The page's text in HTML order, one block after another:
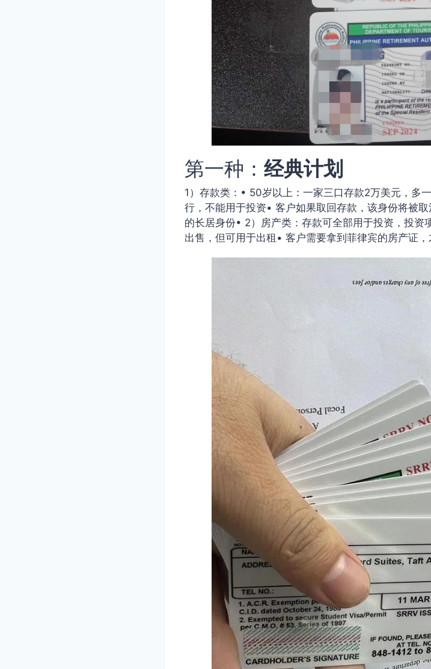
第一种： 经典计划
1）存款类：• 50岁以上：一家三口存款2万美元，多
行，不能用于投资• 客户如果取回存款，该身份将被
的长居身份• 2）房产类：存款可全部用于投资，投
出售，但可用于出租• 客户需要拿到菲律宾的房产证